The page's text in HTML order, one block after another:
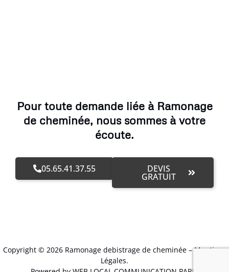
Pour toute demande liée à Ramonage
de cheminée, nous sommes à votre
écoute.
05.65.41.37.55 DEVIS
GRATUIT
Copyright © 2026 Ramonage debistrage de cheminée –Mentions
Légales.